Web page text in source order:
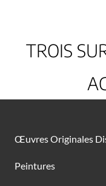
TROIS
Œuvres Originales
Peintures